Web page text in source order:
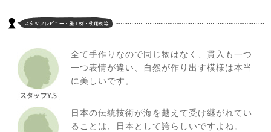
全て手作りなので同じ物はなく、貫入も一つ
一つ表情が違い、自然が作り出す模様は本当
に美しいです。
日本の伝統技術が海を越えて受け継がれてい
ることは、日本として誇らしいですよね。